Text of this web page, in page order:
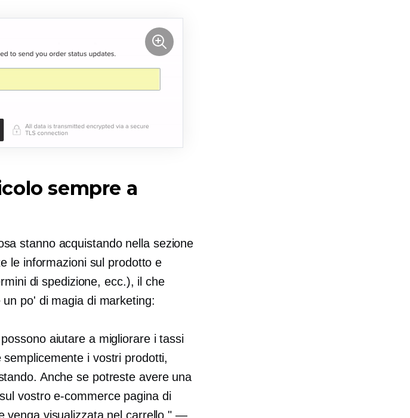
sempre a
stanno acquistando nella sezione
le informazioni sul prodotto e
di spedizione, ecc.), il che
po' di magia di marketing:
aiutare a migliorare i tassi
i vostri prodotti,
Anche se potreste avere una
vostroe-commercepagina di
venga visualizzata nel carrello." —